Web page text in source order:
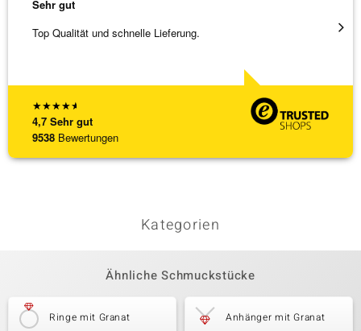
★★★★★
4,7 Sehr gut
9538 Bewertungen
Sehr gut
Top Qualität und schnelle Lieferung.
Kategorien
Ähnliche Schmuckstücke
Ringe mit Granat Anhänger mit Granat